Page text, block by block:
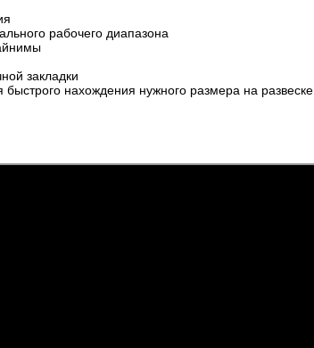
рабочего диапазона
закладки
быстрого нахождения нужного размера на развеске